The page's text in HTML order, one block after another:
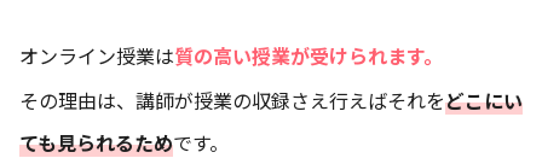
オンライン授業は質の高い授業が受けられます。
その理由は、講師が授業の収録さえ行えばそれをどこにい
ても見られるためです。